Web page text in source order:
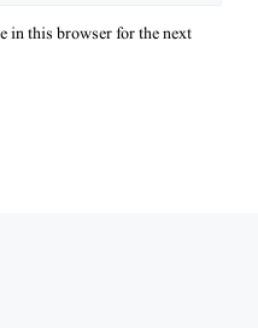
in this browser for the next